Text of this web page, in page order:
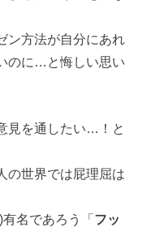
ン方法が自分にあれ
のに…と悔しい思い
見を通したい…！と
の世界では屁理屈は
名であろう「 フッ